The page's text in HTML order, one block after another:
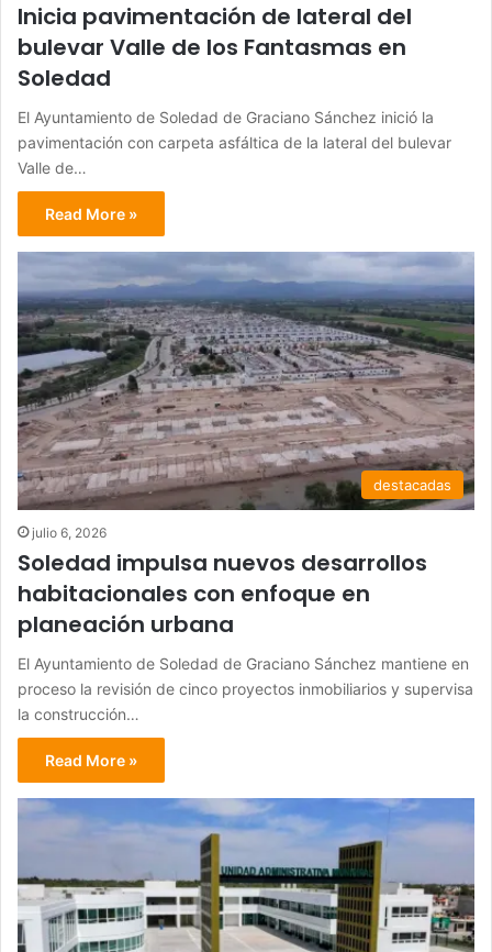
Inicia pavimentación de lateral del
bulevar Valle de los Fantasmas en
Soledad
El Ayuntamiento de Soledad de Graciano Sánchez inició la
pavimentación con carpeta asfáltica de la lateral del bulevar
Valle de…
Read More »
destacadas
julio 6, 2026
Soledad impulsa nuevos desarrollos
habitacionales con enfoque en
planeación urbana
El Ayuntamiento de Soledad de Graciano Sánchez mantiene en
proceso la revisión de cinco proyectos inmobiliarios y supervisa
la construcción…
Read More »